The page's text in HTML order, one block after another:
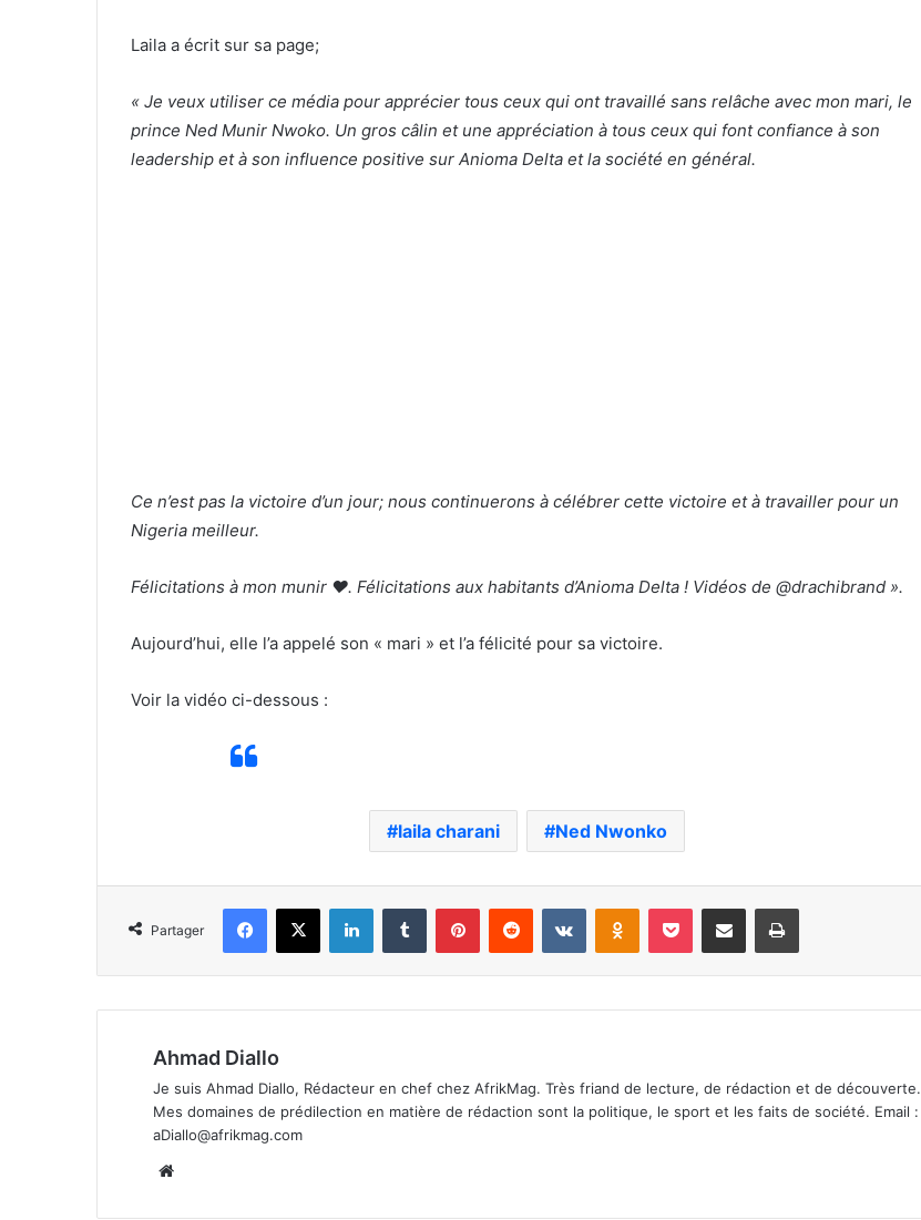
Laila a écrit sur sa page;
« Je veux utiliser ce média pour apprécier tous ceux qui ont travaillé sans relâche avec mon mari, le
prince Ned Munir Nwoko. Un gros câlin et une appréciation à tous ceux qui font confiance à son
leadership et à son influence positive sur Anioma Delta et la société en général.
Ce n’est pas la victoire d’un jour; nous continuerons à célébrer cette victoire et à travailler pour un
Nigeria meilleur.
Félicitations à mon munir ❤️. Félicitations aux habitants d’Anioma Delta ! Vidéos de @drachibrand ».
Aujourd’hui, elle l’a appelé son « mari » et l’a félicité pour sa victoire.
Voir la vidéo ci-dessous :
laila charani Ned Nwonko
Partager
Facebook
X LinkedinTumblr PinterestReddit VKontakteOdnoklassniki
Pocket Partager par email Imprimer
Ahmad Diallo
Je suis Ahmad Diallo, Rédacteur en chef chez AfrikMag. Très friand de lecture, de rédaction et de découverte.
Mes domaines de prédilection en matière de rédaction sont la politique, le sport et les faits de société. Email :
aDiallo@afrikmag.com